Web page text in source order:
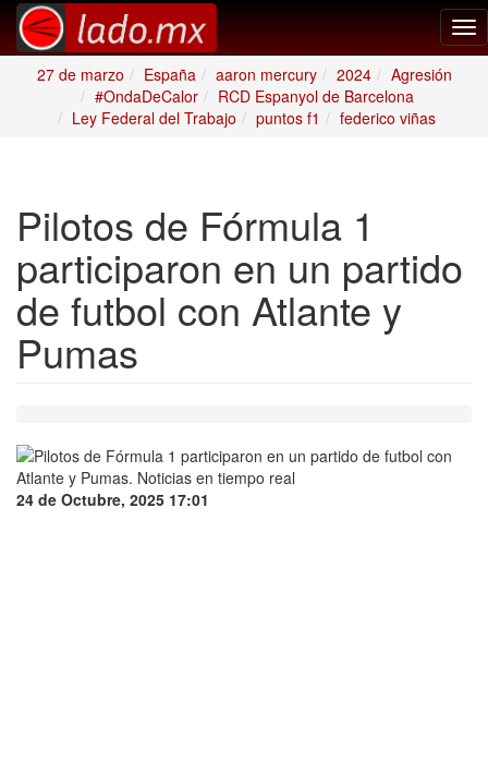
27 de marzo
España aaron mercury 2024
Agresión
#OndaDeCalor
RCD Espanyol de Barcelona
Ley Federal del Trabajo
puntos f1 federico viñas
Pilotos de Fórmula 1
participaron en un partido
de futbol con Atlante y
Pumas
24 de Octubre, 2025 17:01